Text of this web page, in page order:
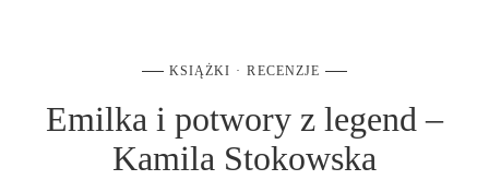
KSIĄŻKI RECENZJE
Emilka i potwory z legend –
Kamila Stokowska